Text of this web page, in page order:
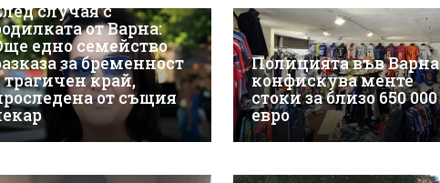
случая с
от Варна:
едно семейство
за бременност
трагичен край,
от същия
Полицията във Варна
конфискува менте
стоки за близо 650 000
евро